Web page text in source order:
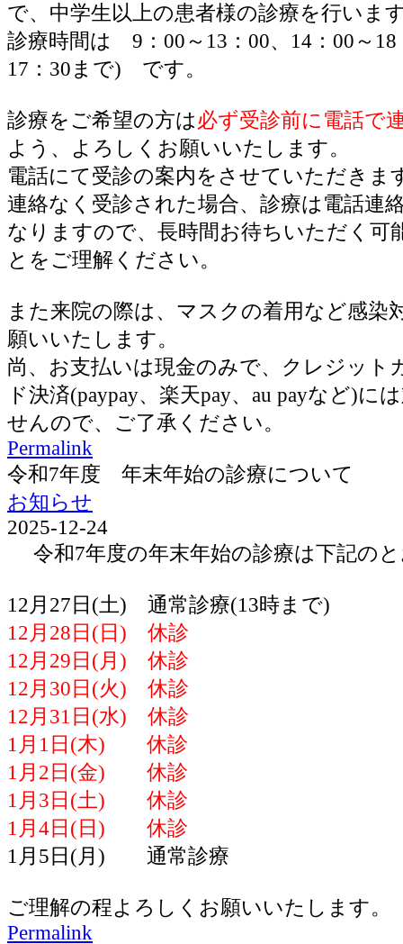
で、中学生以上の患者様の診療を行いま
診療時間は 9：00～13：00、14：00～
17：30まで) です。
診療をご希望の方は必ず受診前に電話で
よう、よろしくお願いいたします。
電話にて受診の案内をさせていただきま
連絡なく受診された場合、診療は電話連
なりますので、長時間お待ちいただく可
とをご理解ください。
また来院の際は、マスクの着用など感染
願いいたします。
尚、お支払いは現金のみで、クレジット
ド決済(paypay、楽天pay、au payなど)に
せんので、ご了承ください。
Permalink
令和7年度 年末年始の診療について
お知らせ
2025-12-24
令和7年度の年末年始の診療は下記の
12月27日(土) 通常診療(13時まで)
12月28日(日) 休診
12月29日(月) 休診
12月30日(火) 休診
12月31日(水) 休診
1月1日(木) 休診
1月2日(金) 休診
1月3日(土) 休診
1月4日(日) 休診
1月5日(月) 通常診療
ご理解の程よろしくお願いいたします。
Permalink